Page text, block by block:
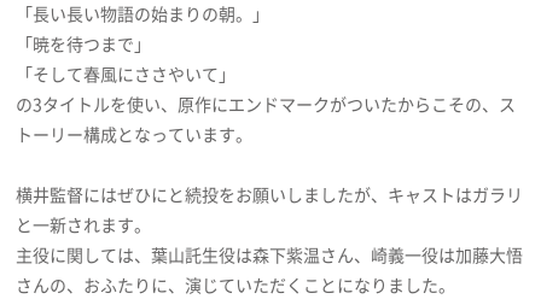
「長い長い物語の始まりの朝。」
「暁を待つまで」
「そして春風にささやいて」
の3タイトルを使い、原作にエンドマークがついたからこその、ス
トーリー構成となっています。
横井監督にはぜひにと続投をお願いしましたが、キャストはガラリ
と一新されます。
主役に関しては、葉山託生役は森下紫温さん、崎義一役は加藤大悟
さんの、おふたりに、演じていただくことになりました。